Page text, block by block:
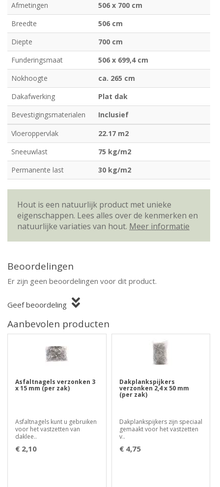
Afmetingen
506 x 700 cm
Breedte
506 cm
Diepte
700 cm
Funderingsmaat
506 x 699,4 cm
Nokhoogte
ca. 265 cm
Dakafwerking
Plat dak
Bevestigingsmaterialen
Inclusief
Vloeroppervlak
22.17 m2
Sneeuwlast
75 kg/m2
Permanente last
30 kg/m2
Hout is een natuurlijk product met unieke
eigenschappen. Lees alles over de kenmerken en
natuurlijke variaties van hout. Meer informatie
Beoordelingen
Er zijn geen beoordelingen voor dit product.
Geef beoordeling
Aanbevolen producten
Asfaltnagels verzonken 3
x 15 mm (per zak)
Asfaltnagels kunt u gebruiken
voor het vastzetten van
daklee..
€ 2,10
Dakplankspijkers
verzonken 2,4 x 50 mm
(per zak)
Dakplankspijkers zijn speciaal
gemaakt voor het vastzetten
v..
€ 4,75